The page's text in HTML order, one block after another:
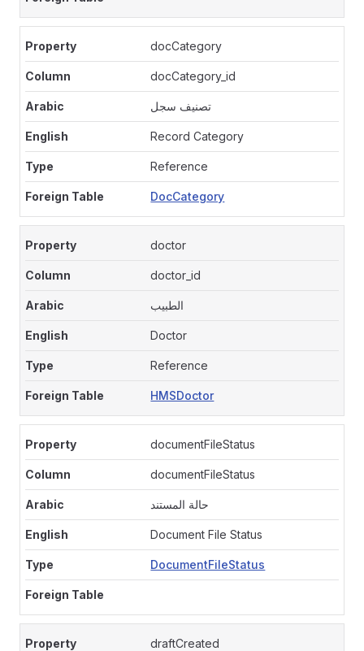
docCategory
docCategory_id
تصنيف سجل
Record Category
Reference
DocCategory
doctor
doctor_id
الطبيب
Doctor
Reference
HMSDoctor
documentFileStatus
documentFileStatus
حالة المستند
Document File Status
DocumentFileStatus
draftCreated